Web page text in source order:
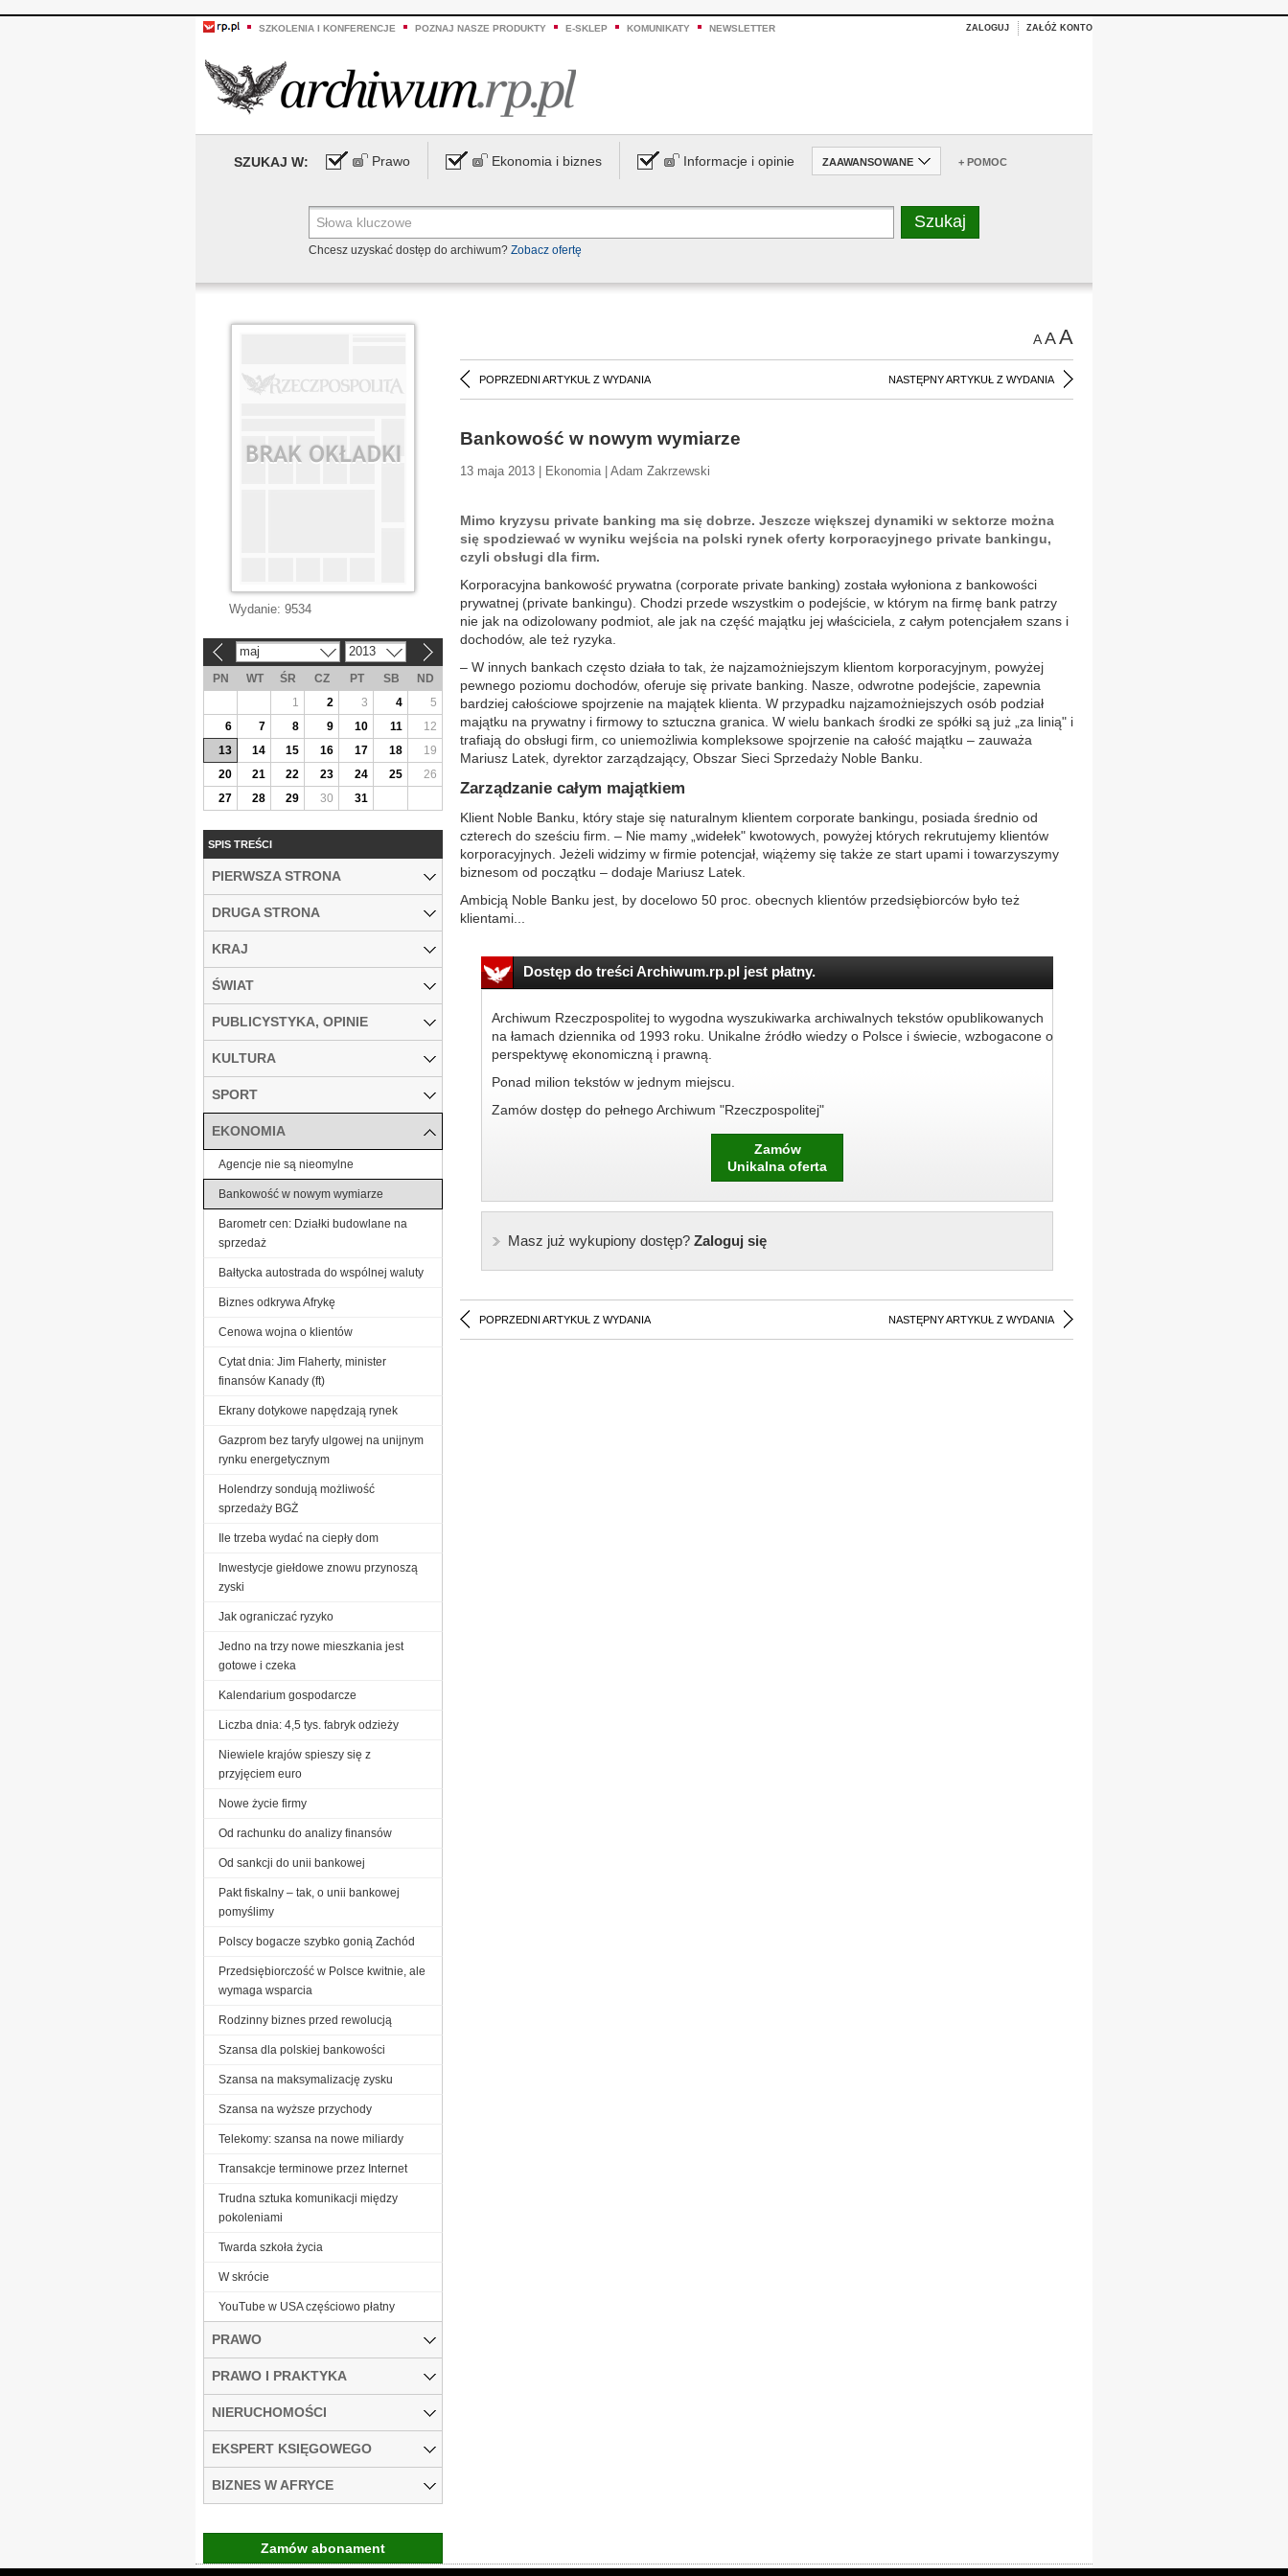
SZKOLENIA I KONFERENCJE POZNAJ NASZE PRODUKTY E-SKLEP KOMUNIKATY NEWSLETTER ZALOGUJ ZAŁÓŻ KONTO
SZUKAJ W: Prawo Ekonomia i biznes Informacje i opinie ZAAWANSOWANE + POMOC
Chcesz uzyskać dostęp do archiwum? Zobacz ofertę
AAA
POPRZEDNI ARTYKUŁ Z WYDANIA NASTĘPNY ARTYKUŁ Z WYDANIA
Bankowość w nowym wymiarze
13 maja 2013 | Ekonomia | Adam Zakrzewski
Mimo kryzysu private banking ma się dobrze. Jeszcze większej dynamiki w sektorze można
się spodziewać w wyniku wejścia na polski rynek oferty korporacyjnego private bankingu,
czyli obsługi dla firm.
Korporacyjna bankowość prywatna (corporate private banking) została wyłoniona z bankowości
prywatnej (private bankingu). Chodzi przede wszystkim o podejście, w którym na firmę bank patrzy
nie jak na odizolowany podmiot, ale jak na część majątku jej właściciela, z całym potencjałem szans i
dochodów, ale też ryzyka.
– W innych bankach często działa to tak, że najzamożniejszym klientom korporacyjnym, powyżej
pewnego poziomu dochodów, oferuje się private banking. Nasze, odwrotne podejście, zapewnia
bardziej całościowe spojrzenie na majątek klienta. W przypadku najzamożniejszych osób podział
majątku na prywatny i firmowy to sztuczna granica. W wielu bankach środki ze spółki są już „za linią" i
trafiają do obsługi firm, co uniemożliwia kompleksowe spojrzenie na całość majątku – zauważa
Mariusz Latek, dyrektor zarządzający, Obszar Sieci Sprzedaży Noble Banku.
Zarządzanie całym majątkiem
Klient Noble Banku, który staje się naturalnym klientem corporate bankingu, posiada średnio od
czterech do sześciu firm. – Nie mamy „widełek" kwotowych, powyżej których rekrutujemy klientów
korporacyjnych. Jeżeli widzimy w firmie potencjał, wiążemy się także ze start upami i towarzyszymy
biznesom od początku – dodaje Mariusz Latek.
Ambicją Noble Banku jest, by docelowo 50 proc. obecnych klientów przedsiębiorców było też
klientami...
Dostęp do treści Archiwum.rp.pl jest płatny.
Archiwum Rzeczpospolitej to wygodna wyszukiwarka archiwalnych tekstów opublikowanych
na łamach dziennika od 1993 roku. Unikalne źródło wiedzy o Polsce i świecie, wzbogacone o
perspektywę ekonomiczną i prawną.
Ponad milion tekstów w jednym miejscu.
Zamów dostęp do pełnego Archiwum "Rzeczpospolitej"
Zamów
Unikalna oferta
Masz już wykupiony dostęp?Zaloguj się
POPRZEDNI ARTYKUŁ Z WYDANIA NASTĘPNY ARTYKUŁ Z WYDANIA
Wydanie: 9534
maj 2013
PN WT ŚR CZ PT SB
ND
1
2 3 4
5
6
7 8 9 10 11
12
13
14 15 16 17 18
19
20
21 22 23 24 25
26
27
28 29 30 31
SPIS TREŚCI
PIERWSZA STRONA
DRUGA STRONA
KRAJ
ŚWIAT
PUBLICYSTYKA, OPINIE
KULTURA
SPORT
EKONOMIA
Agencje nie są nieomylne
Bankowość w nowym wymiarze
Barometr cen: Działki budowlane na
sprzedaż
Bałtycka autostrada do wspólnej waluty
Biznes odkrywa Afrykę
Cenowa wojna o klientów
Cytat dnia: Jim Flaherty, minister
finansów Kanady (ft)
Ekrany dotykowe napędzają rynek
Gazprom bez taryfy ulgowej na unijnym
rynku energetycznym
Holendrzy sondują możliwość
sprzedaży BGŻ
Ile trzeba wydać na ciepły dom
Inwestycje giełdowe znowu przynoszą
zyski
Jak ograniczać ryzyko
Jedno na trzy nowe mieszkania jest
gotowe i czeka
Kalendarium gospodarcze
Liczba dnia: 4,5 tys. fabryk odzieży
Niewiele krajów spieszy się z
przyjęciem euro
Nowe życie firmy
Od rachunku do analizy finansów
Od sankcji do unii bankowej
Pakt fiskalny – tak, o unii bankowej
pomyślimy
Polscy bogacze szybko gonią Zachód
Przedsiębiorczość w Polsce kwitnie, ale
wymaga wsparcia
Rodzinny biznes przed rewolucją
Szansa dla polskiej bankowości
Szansa na maksymalizację zysku
Szansa na wyższe przychody
Telekomy: szansa na nowe miliardy
Transakcje terminowe przez Internet
Trudna sztuka komunikacji między
pokoleniami
Twarda szkoła życia
W skrócie
YouTube w USA częściowo płatny
PRAWO
PRAWO I PRAKTYKA
NIERUCHOMOŚCI
EKSPERT KSIĘGOWEGO
BIZNES W AFRYCE
Zamów abonament